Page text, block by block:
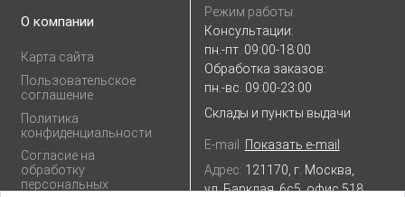
О компании
Карта сайта
Пользовательское
соглашение
Политика
конфиденциальности
Согласие на
обработку
персональных
Режим работы:
Консультации:
пн.-пт. 09:00-18:00
Обработка заказов:
пн.-вс. 09:00-23:00
Склады и пункты выдачи
E-mail: Показать e-mail
Адрес: 121170, г. Москва,
ул. Барклая, 6с5, офис 518